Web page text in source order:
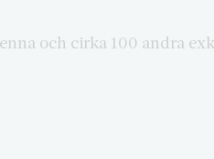
och cirka 100 andra